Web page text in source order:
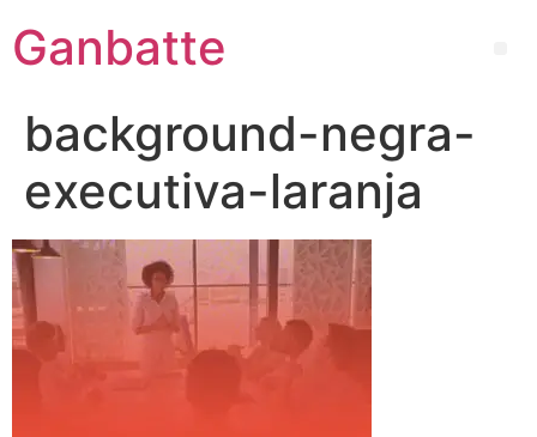
Ganbatte
background-negra-
executiva-laranja